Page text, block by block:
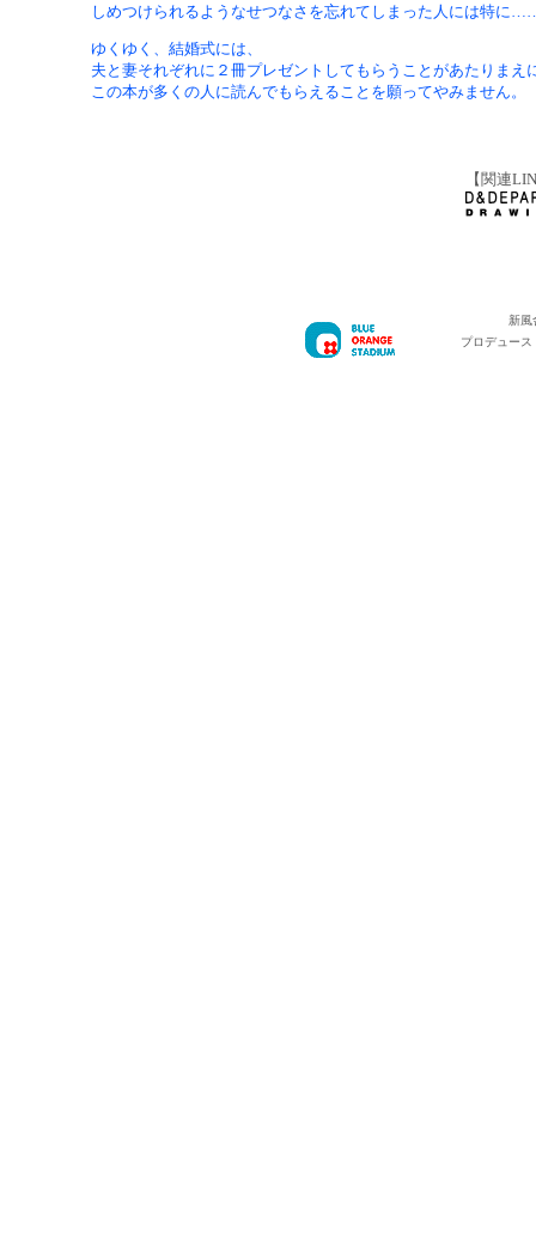
しめつけられるようなせつなさを忘れてしまった人には特に
ゆくゆく、結婚式には、
夫と妻それぞれに２冊プレゼントしてもらうことがあたりまえ
この本が多くの人に読んでもらえることを願ってやみません。
【関連
新風
プロデュース